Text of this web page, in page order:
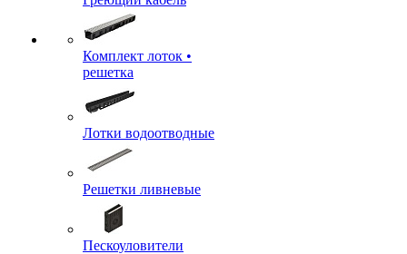
Комплект лоток •
решетка
Лотки водоотводные
Решетки ливневые
Пескоуловители